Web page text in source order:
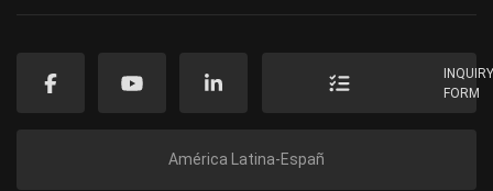
FORM
América Latina-Españ